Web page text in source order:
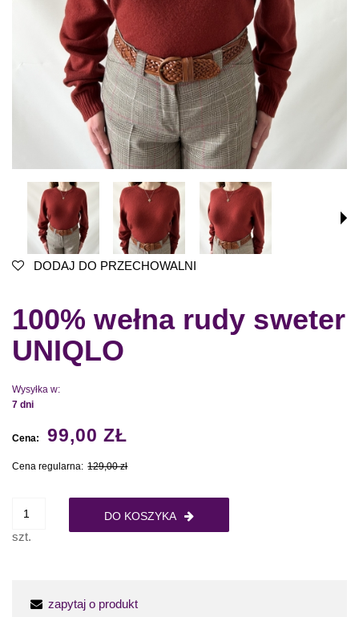
DODAJ DO PRZECHOWALNI
100% wełna rudy sweter
UNIQLO
Wysyłka w:
7 dni
Cena: 99,00 ZŁ
Cena regularna: 129,00 zł
szt.
DO KOSZYKA
zapytaj o produkt